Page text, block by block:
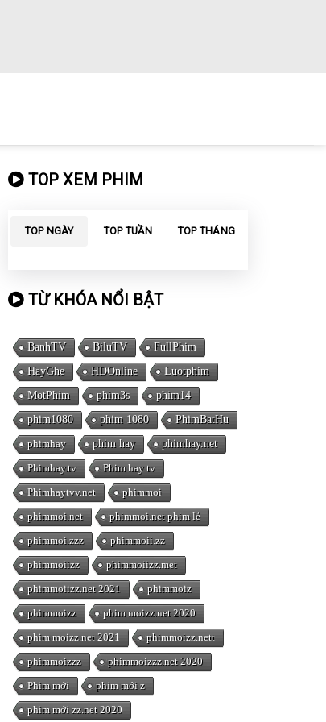
TOP XEM PHIM
TOP NGÀY TOP TUẦN TOP THÁNG
TỪ KHÓA NỔI BẬT
BanhTV BiluTV
FullPhim
HayGhe
HDOnline
Luotphim
MotPhim
phim3s
phim14
phim1080
phim 1080
PhimBatHu
phimhay
phim hay
phimhay.net
Phimhay.tv
Phim hay tv
Phimhaytvv.net
phimmoi
phimmoi.net
phimmoi.net phim lẻ
phimmoi.zzz
phimmoii.zz
phimmoiizz
phimmoiizz.met
phimmoiizz.net 2021
phimmoiz
phimmoizz
phim moizz.net 2020
phim moizz.net 2021
phimmoizz.nett
phimmoizzz
phimmoizzz.net 2020
Phim mới
phim mới z
phim mới zz.net 2020